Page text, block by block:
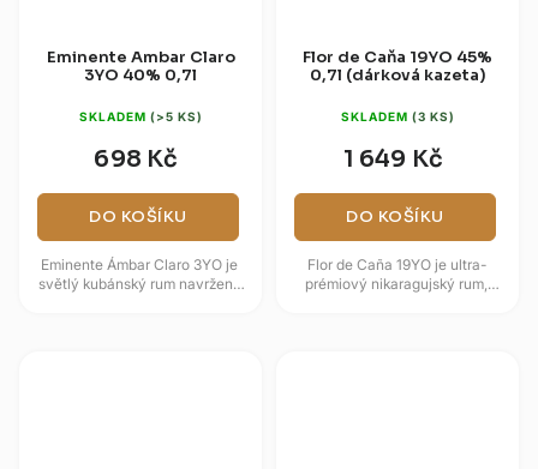
Eminente Ambar Claro
3YO 40% 0,7l
SKLADEM (>5 KS)
698 Kč
DO KOŠÍKU
Eminente Ámbar Claro 3YO je
světlý kubánský rum navržený
Flor de Caňa 19YO 45%
0,7l (dárková kazeta)
SKLADEM (3 KS)
1 649 Kč
DO KOŠÍKU
Flor de Caña 19YO je ultra-
prémiový nikaragujský rum,